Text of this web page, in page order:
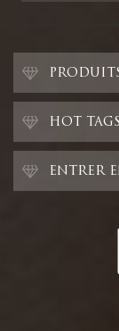
HOT TAGS
ENTRER